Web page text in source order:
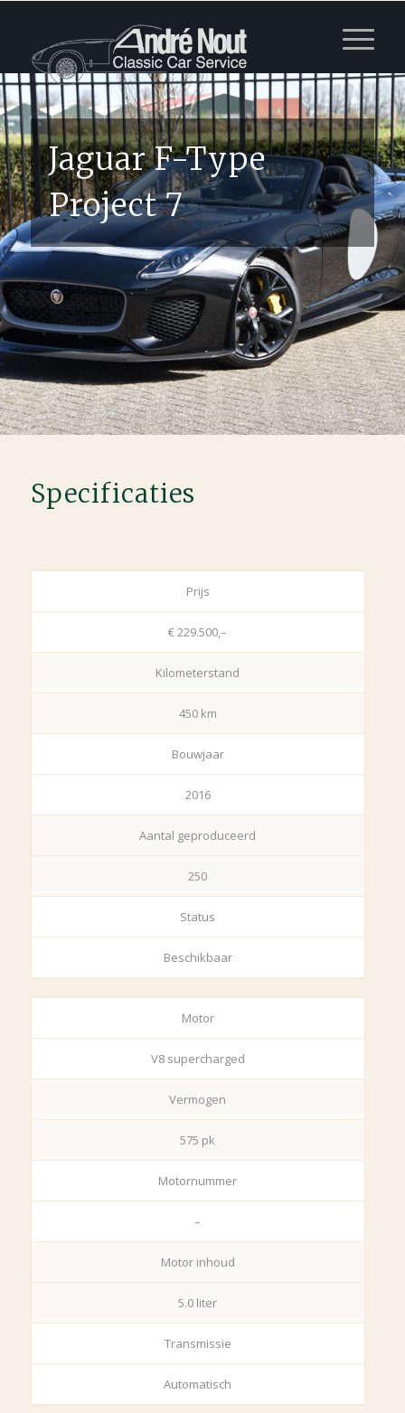
Jaguar F-Type
Project 7
Specificaties
Prijs
€ 229.500,–
Kilometerstand
450 km
Bouwjaar
2016
Aantal geproduceerd
250
Status
Beschikbaar
Motor
V8 supercharged
Vermogen
575 pk
Motornummer
–
Motor inhoud
5.0 liter
Transmissie
Automatisch